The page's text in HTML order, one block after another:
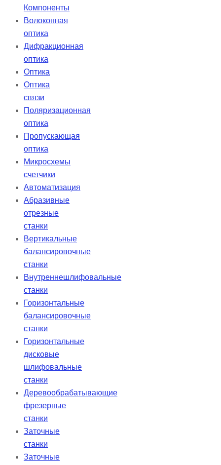
Компоненты
Волоконная
оптика
Дифракционная
оптика
Оптика
Оптика
связи
Поляризационная
оптика
Пропускающая
оптика
Микросхемы
счетчики
Автоматизация
Абразивные
отрезные
станки
Вертикальные
балансировочные
станки
Внутреннешлифовальные
станки
Горизонтальные
балансировочные
станки
Горизонтальные
дисковые
шлифовальные
станки
Деревообрабатывающие
фрезерные
станки
Заточные
станки
Заточные